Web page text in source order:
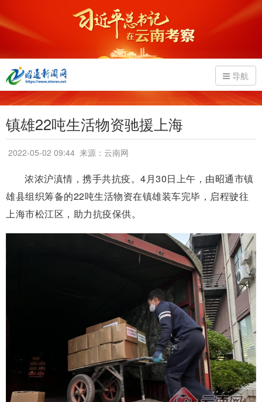
导航
镇雄22吨生活物资驰援上海
2022-05-02 09:44 来源：云南网
浓浓沪滇情，携手共抗疫。4月30日上午，由昭通市镇
雄县组织筹备的22吨生活物资在镇雄装车完毕，启程驶往
上海市松江区，助力抗疫保供。